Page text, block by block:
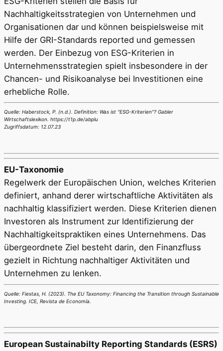
Nachhaltigkeitsstrategien von Unternehmen und
Organisationen dar und können beispielsweise mit
Hilfe der GRI-Standards reported und gemessen
werden. Der Einbezug von ESG-Kriterien in
Unternehmensstrategien spielt insbesondere in der
Chancen- und Risikoanalyse bei Investitionen eine
erhebliche Rolle.
Quelle: Haberstock, P. (n.d.). Definition: Was ist "ESG-Kriterien"? Gabler
Wirtschaftslexikon. https://t1p.de/abplu
Zugriffsdatum: 12.07.23
EU-Taxonomie
Regelwerk der Europäischen Union, welches Kriterien
definiert, anhand derer wirtschaftliche Aktivitäten als
nachhaltig klassifiziert werden. Diese Kriterien dienen
Investoren als Instrument zur Identifizierung der
Nachhaltigkeitspraktiken eines Unternehmens. Das
übergeordnete Ziel besteht darin, den Finanzfluss
gezielt in Richtung nachhaltiger Aktivitäten und
Unternehmen zu lenken.
Quelle: Fiestas, H. (2023). The EU Taxonomy: Financing the Transition through Sustainable
Investing. ICE, Revista de Economía.
European Sustainabilty Reporting Standards (ESRS)